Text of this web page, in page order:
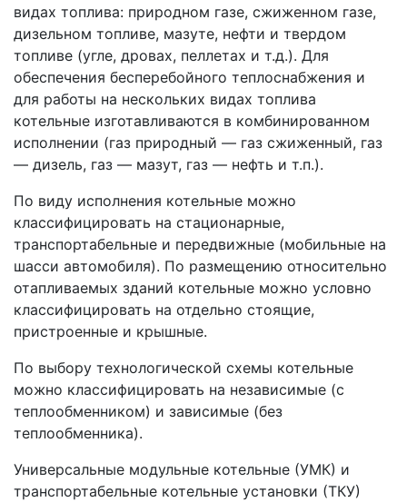
видах топлива: природном газе, сжиженном газе,
дизельном топливе, мазуте, нефти и твердом
топливе (угле, дровах, пеллетах и т.д.). Для
обеспечения бесперебойного теплоснабжения и
для работы на нескольких видах топлива
котельные изготавливаются в комбинированном
исполнении (газ природный — газ сжиженный, газ
— дизель, газ — мазут, газ — нефть и т.п.).
По виду исполнения котельные можно
классифицировать на стационарные,
транспортабельные и передвижные (мобильные на
шасси автомобиля). По размещению относительно
отапливаемых зданий котельные можно условно
классифицировать на отдельно стоящие,
пристроенные и крышные.
По выбору технологической схемы котельные
можно классифицировать на независимые (с
теплообменником) и зависимые (без
теплообменника).
Универсальные модульные котельные (УМК) и
транспортабельные котельные установки (ТКУ)